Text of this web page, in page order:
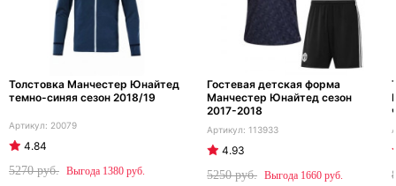
Толстовка Манчестер Юнайтед
темно-синяя сезон 2018/19
20079
4.84
5270
1380
Гостевая детская форма
Манчестер Юнайтед сезон
2017-2018
113933
4.93
5250
1660